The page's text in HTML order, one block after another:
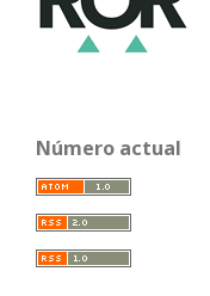
Número actual